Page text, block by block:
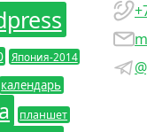
Япония-2014
календарь
планшет